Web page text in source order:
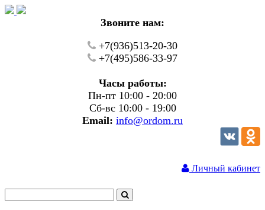
Звоните нам:
+7(936)513-20-30
+7(495)586-33-97
Часы работы:
Пн-пт 10:00 - 20:00
Сб-вс 10:00 - 19:00
Email: info@ordom.ru
Личный кабинет